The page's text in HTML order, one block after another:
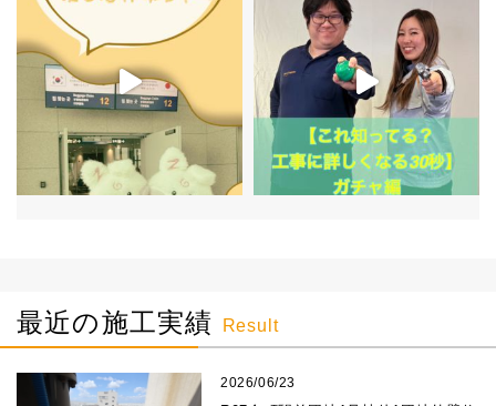
最近の施工実績 Result
2026/06/23